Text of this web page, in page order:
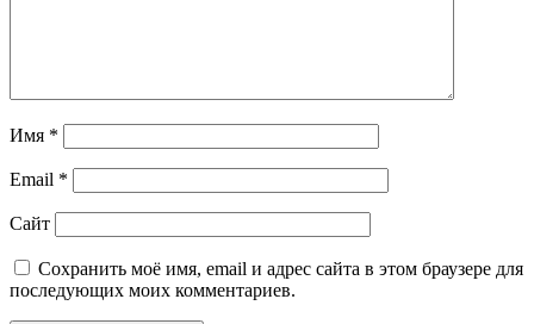
Имя *
Email *
Сайт
Сохранить моё имя, email и адрес сайта в этом браузере для
последующих моих комментариев.